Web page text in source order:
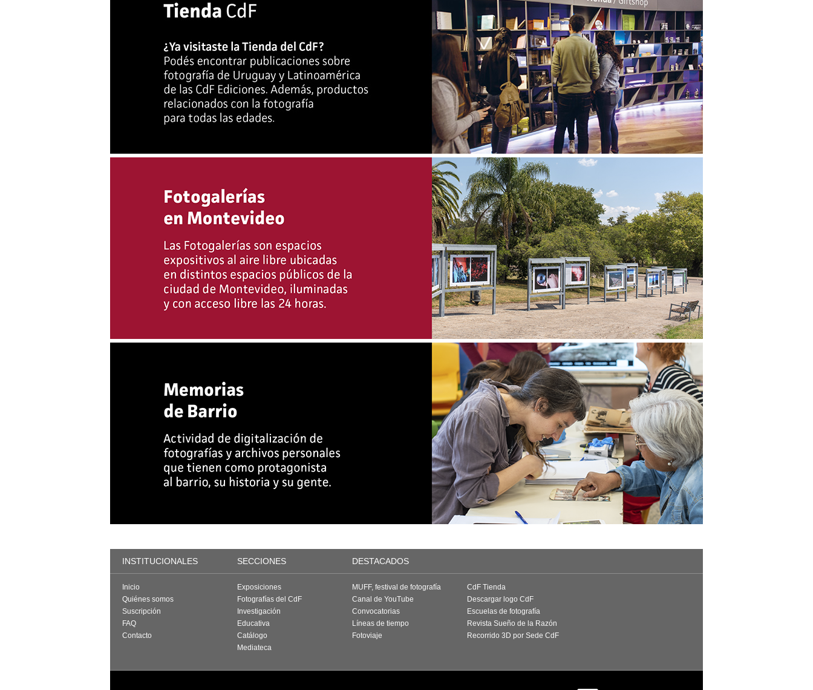
INSTITUCIONALES SECCIONES DESTACADOS
Inicio
Quiénes somos
Suscripción
FAQ
Contacto
Exposiciones
Fotografías del CdF
Investigación
Educativa
Catálogo
Mediateca
MUFF, festival de fotografía
Canal de YouTube
Convocatorias
Líneas de tiempo
Fotoviaje
CdF Tienda
Descargar logo CdF
Escuelas de fotografía
Revista Sueño de la Razón
Recorrido 3D por Sede CdF